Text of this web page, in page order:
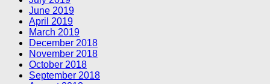
June 2019
April 2019
March 2019
December 2018
November 2018
October 2018
September 2018